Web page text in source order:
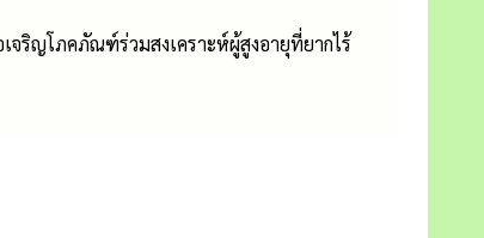
จริญโภคภัณฑ์ร่วมสงเคราะห์ผู้สูงอายุที่ยากไร้